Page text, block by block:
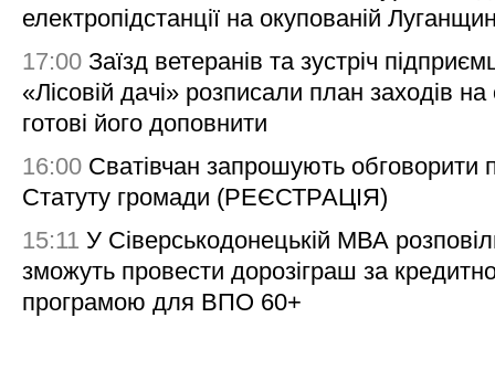
електропідстанції на окупованій
17:00 Заїзд ветеранів та зустріч
«Лісовій дачі» розписали план заходів на
готові його доповнити
16:00 Сватівчан запрошують обговорити
Статуту громади (РЕЄСТРАЦІЯ)
15:11 У Сіверськодонецькій МВА
зможуть провести дорозіграш за
програмою для ВПО 60+